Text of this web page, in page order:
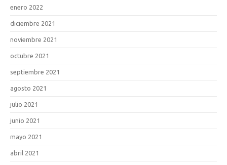
enero 2022
diciembre 2021
noviembre 2021
octubre 2021
septiembre 2021
agosto 2021
julio 2021
junio 2021
mayo 2021
abril 2021